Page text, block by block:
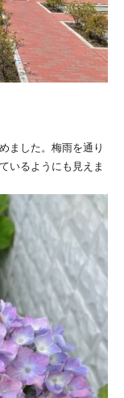
ました。梅雨を通り
いるようにも見えま